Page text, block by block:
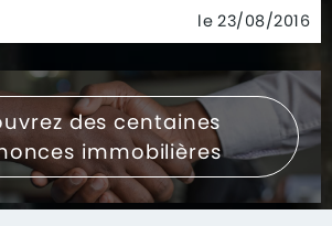
le 23/08/2016
des centaines
immobilières